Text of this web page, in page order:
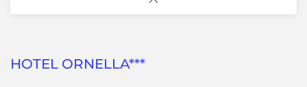
HOTEL ORNELLA***